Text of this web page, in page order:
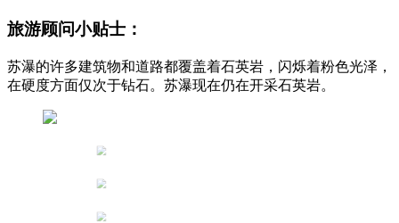
旅游顾问小贴士：
苏瀑的许多建筑物和道路都覆盖着石英岩，闪烁着粉色光泽，
在硬度方面仅次于钻石。苏瀑现在仍在开采石英岩。